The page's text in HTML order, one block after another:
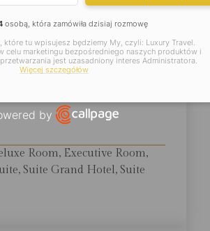
od lotniska w Palermo.
Room, Executive Room,
Suite Grand Hotel, Suite
osobą, która zamówiła dzisiaj rozmowę
które tu wpisujesz będziemy My, czyli: Luxury Travel.
celu marketingu bezpośredniego naszych produktów i
jest uzasadniony interes Administratora.
Więcej szczegółów
by